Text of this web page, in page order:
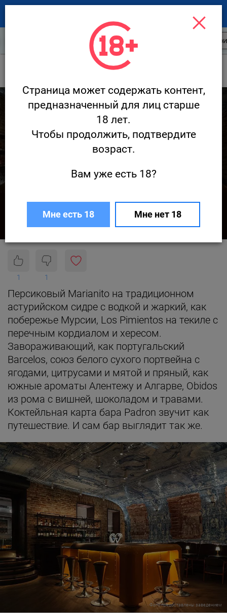
Статьи
Падрон / Padron
Padron
Редакция Ресторан.ру
1 1
Персиковый Marianito на традиционном
астурийском сидре с водкой и жаркий, как
побережье Мурсии, Los Pimientos на текиле с
перечным кордиалом и хересом.
Завораживающий, как португальский
Barcelos, союз белого сухого портвейна с
ягодами, цитрусами и мятой и пряный, как
южные ароматы Алентежу и Алгарве, Obidos
из рома с вишней, шоколадом и травами.
Коктейльная карта бара Padron звучит как
путешествие. И сам бар выглядит так же.
Фото предоставлены заведением
Страница может содержать контент,
предназначенный для лиц старше
18 лет.
Чтобы продолжить, подтвердите
возраст.
Вам уже есть 18?
Мне есть 18 Мне нет 18